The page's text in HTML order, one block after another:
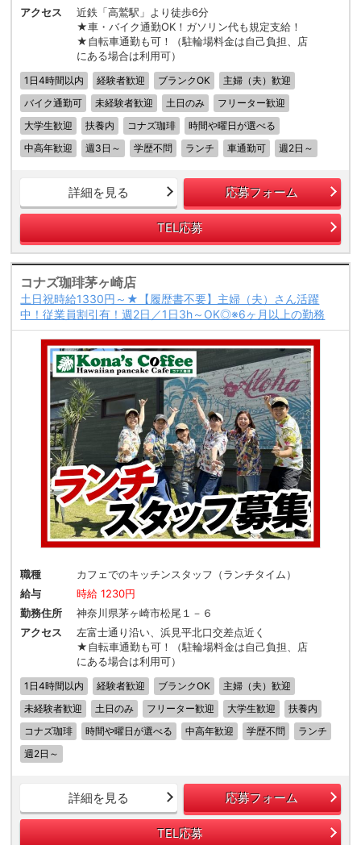
アクセス
近鉄「高鷲駅」より徒歩6分
★車・バイク通勤OK！ガソリン代も規定支給！
★自転車通勤も可！（駐輪場料金は自己負担、店
にある場合は利用可）
1日4時間以内 経験者歓迎 ブランクOK
主婦（夫）歓迎
バイク通勤可
未経験者歓迎 土日のみ
フリーター歓迎
大学生歓迎
扶養内 コナズ珈琲
時間や曜日が選べる
中高年歓迎
週3日～ 学歴不問 ランチ 車通勤可 週2日～
詳細を見る 応募フォーム
TEL応募
コナズ珈琲茅ヶ崎店
土日祝時給1330円～★【履歴書不要】主婦（夫）さん活躍
中！従業員割引有！週2日／1日3h～OK◎※6ヶ月以上の勤務
職種
カフェでのキッチンスタッフ（ランチタイム）
給与
時給 1230円
勤務住所
神奈川県茅ヶ崎市松尾１－６
アクセス
左富士通り沿い、浜見平北口交差点近く
★自転車通勤も可！（駐輪場料金は自己負担、店
にある場合は利用可）
1日4時間以内 経験者歓迎 ブランクOK
主婦（夫）歓迎
未経験者歓迎
土日のみ フリーター歓迎 大学生歓迎
扶養内
コナズ珈琲
時間や曜日が選べる 中高年歓迎 学歴不問
ランチ
週2日～
詳細を見る 応募フォーム
TEL応募